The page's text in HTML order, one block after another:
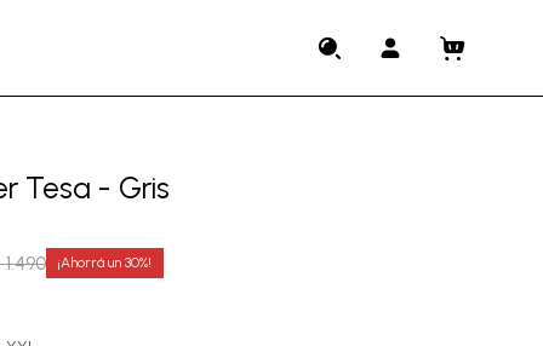
Tesa - Gris
1.490 30